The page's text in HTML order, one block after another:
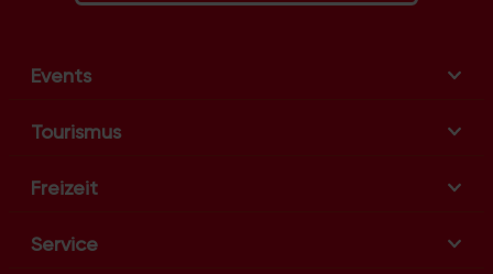
Events
Tourismus
Freizeit
Service